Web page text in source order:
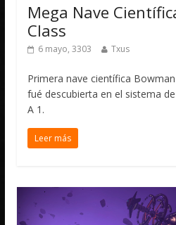
Mega Nave
Class
6 mayo, 3303 Txus
Primera nave científica
fué descubierta en el sistema
A 1.
Leer más